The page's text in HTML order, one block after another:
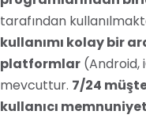
tarafından
kullanımı kolay bir
platformlar (Android,
mevcuttur. 7/24
kullanıcı